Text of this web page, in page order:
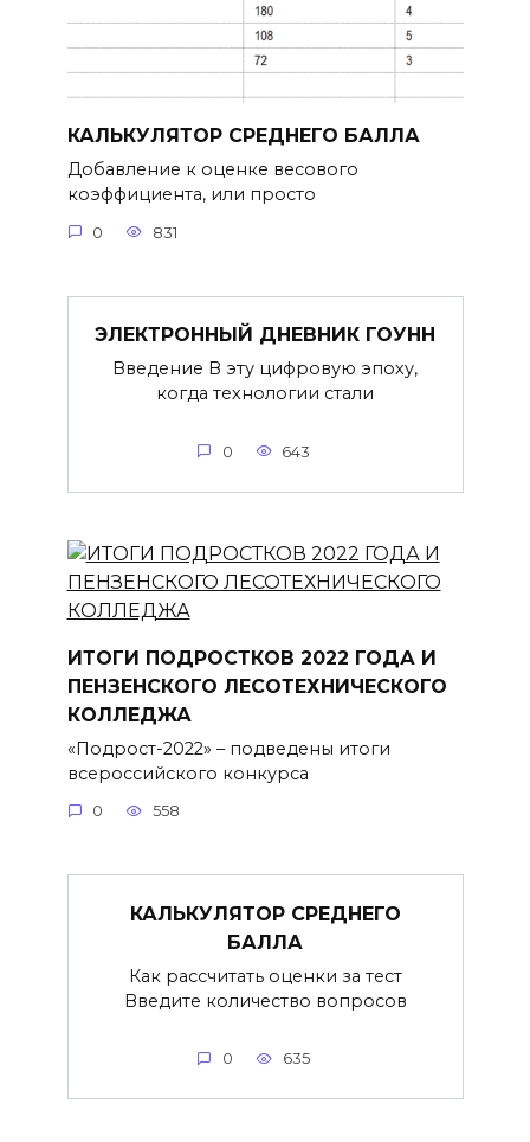
КАЛЬКУЛЯТОР СРЕДНЕГО БАЛЛА
Добавление к оценке весового
коэффициента, или просто
0 831
ЭЛЕКТРОННЫЙ ДНЕВНИК ГОУНН
Введение В эту цифровую эпоху,
когда технологии стали
0 643
ИТОГИ ПОДРОСТКОВ 2022 ГОДА И
ПЕНЗЕНСКОГО ЛЕСОТЕХНИЧЕСКОГО
КОЛЛЕДЖА
«Подрост-2022» – подведены итоги
всероссийского конкурса
0 558
КАЛЬКУЛЯТОР СРЕДНЕГО
БАЛЛА
Как рассчитать оценки за тест
Введите количество вопросов
0 635